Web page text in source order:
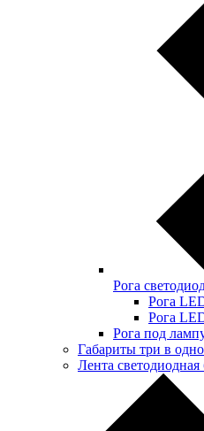
Рога
Рога
Рога
Рога под
Габариты три в
Лента